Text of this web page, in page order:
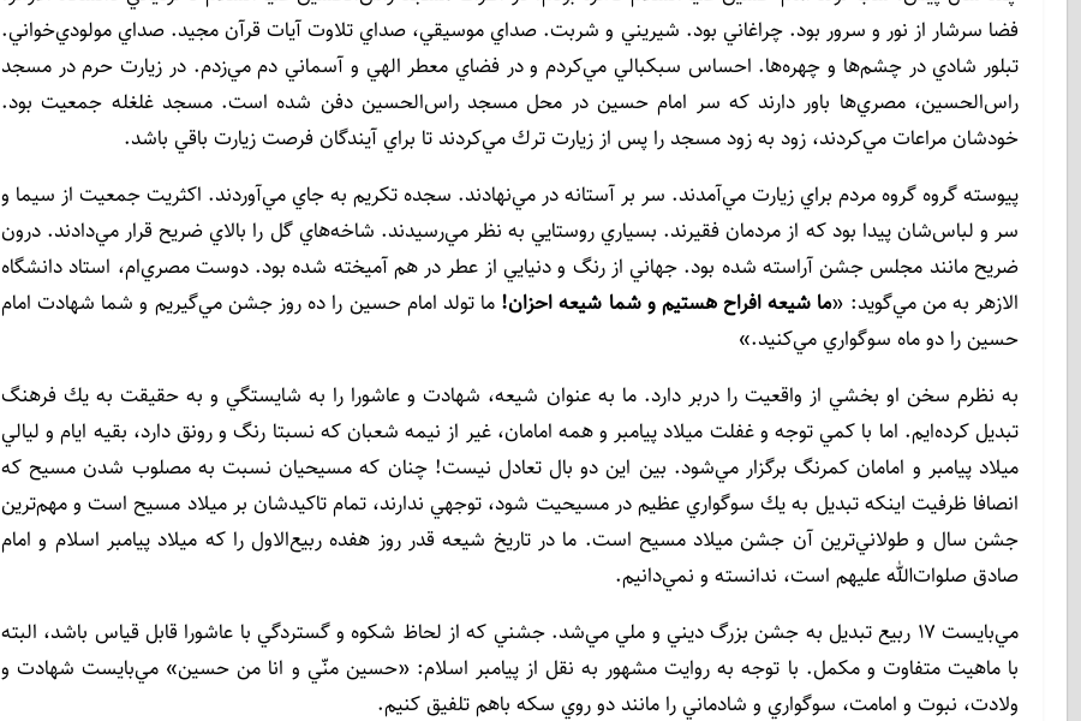
فضا سرشار از نور و سرور بود. چراغاني بود. شيريني و شربت. صداي موسيقي، صداي تلاوت آيات قرآن مجيد. صداي مولودي‌خواني.
تبلور شادي در چشم‌ها و چهره‌ها. احساس سبكبالي مي‌كردم و در فضاي معطر الهي و آسماني دم مي‌زدم. در زيارت حرم در مسجد
راس‌الحسين، مصري‌ها باور دارند كه سر امام حسين در محل مسجد راس‌الحسين دفن شده است. مسجد غلغله جمعيت بود.
خودشان مراعات مي‌كردند، زود به زود مسجد را پس از زيارت ترك مي‌كردند تا براي آيندگان فرصت زيارت باقي باشد.
پيوسته گروه گروه مردم براي زيارت مي‌آمدند. سر بر آستانه در مي‌نهادند. سجده تكريم به جاي مي‌آوردند. اكثريت جمعيت از سيما و
سر و لباس‌شان پيدا بود كه از مردمان فقيرند. بسياري روستايي به نظر مي‌رسيدند. شاخه‌هاي گل را بالاي ضريح قرار مي‌دادند. درون
ضريح مانند مجلس جشن آراسته شده بود. جهاني از رنگ و دنيايي از عطر در هم آميخته شده بود. دوست مصري‌ام، استاد دانشگاه
الازهر به من مي‌گويد: «ما شيعه افراح هستيم و شما شيعه احزان! ما تولد امام حسين را ده روز جشن مي‌گيريم و شما شهادت امام
حسين را دو ماه سوگواري مي‌كنيد.»
به نظرم سخن او بخشي از واقعيت را دربر دارد. ما به عنوان شيعه، شهادت و عاشورا را به شايستگي و به حقيقت به يك فرهنگ
تبديل كرده‌ايم. اما با كمي توجه و غفلت ميلاد پيامبر و همه امامان، غير از نيمه شعبان كه نسبتا رنگ و رونق دارد، بقيه ايام و ليالي
ميلاد پيامبر و امامان كمرنگ برگزار مي‌شود. بين اين دو بال تعادل نيست! چنان كه مسيحيان نسبت به مصلوب شدن مسيح كه
انصافا ظرفيت اينكه تبديل به يك سوگواري عظيم در مسيحيت شود، توجهي ندارند، تمام تاكيدشان بر ميلاد مسيح است و مهم‌ترين
جشن سال و طولاني‌ترين آن جشن ميلاد مسيح است. ما در تاريخ شيعه قدر روز هفده ربيع‌الاول را كه ميلاد پيامبر اسلام و امام
صادق صلوات‌الله عليهم است، ندانسته و نمي‌دانيم.
مي‌بايست ۱۷ ربيع تبديل به جشن بزرگ ديني و ملي مي‌شد. جشني كه از لحاظ شكوه و گستردگي با عاشورا قابل قياس باشد، البته
با ماهيت متفاوت و مكمل. با توجه به روايت مشهور به نقل از پيامبر اسلام: «حسين منّي و انا من حسين» مي‌بايست شهادت و
ولادت، نبوت و امامت، سوگواري و شادماني را مانند دو روي سكه باهم تلفيق كنيم.